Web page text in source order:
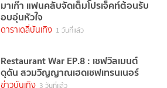
มาเก๊า แฟนคลับจัดเต็มโปรเจ็คท์ต้อนรับ
อบอุ่นหัวใจ
ดาราเดลี่บันเทิง 1 วันที่แล้ว
Restaurant War EP.8 : เชฟวิลเมนต์
ดุดัน สวมวิญญาณเฮดเชฟเทรนเนอร์
ข่าวบันเทิง 3 วันที่แล้ว